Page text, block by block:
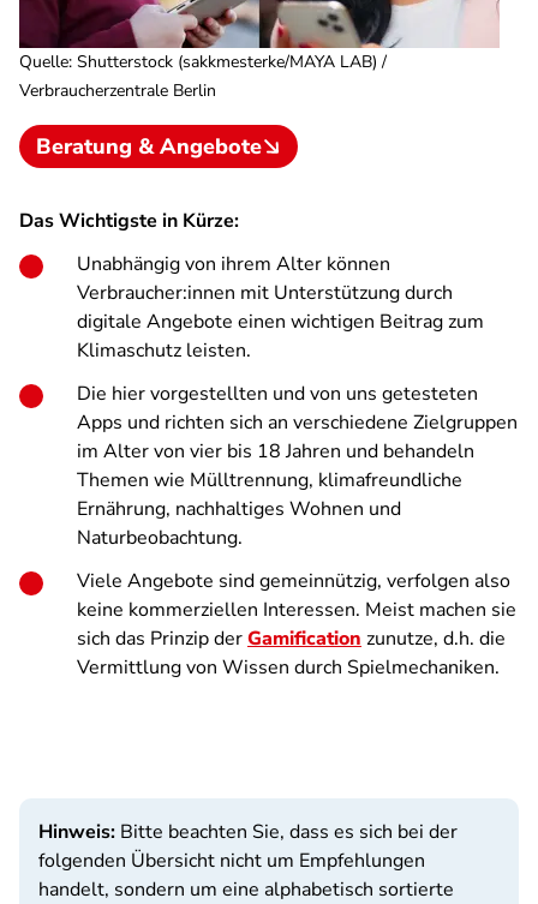
Quelle: Shutterstock (sakkmesterke/MAYA LAB) /
Verbraucherzentrale Berlin
Beratung & Angebote
Das Wichtigste in Kürze:
Unabhängig von ihrem Alter können
Verbraucher:innen mit Unterstützung durch
digitale Angebote einen wichtigen Beitrag zum
Klimaschutz leisten.
Die hier vorgestellten und von uns getesteten
Apps und richten sich an verschiedene Zielgruppen
im Alter von vier bis 18 Jahren und behandeln
Themen wie Mülltrennung, klimafreundliche
Ernährung, nachhaltiges Wohnen und
Naturbeobachtung.
Viele Angebote sind gemeinnützig, verfolgen also
keine kommerziellen Interessen. Meist machen sie
sich das Prinzip derGamification zunutze, d.h. die
Vermittlung von Wissen durch Spielmechaniken.
Hinweis: Bitte beachten Sie, dass es sich bei der
folgenden Übersicht nicht um Empfehlungen
handelt, sondern um eine alphabetisch sortierte